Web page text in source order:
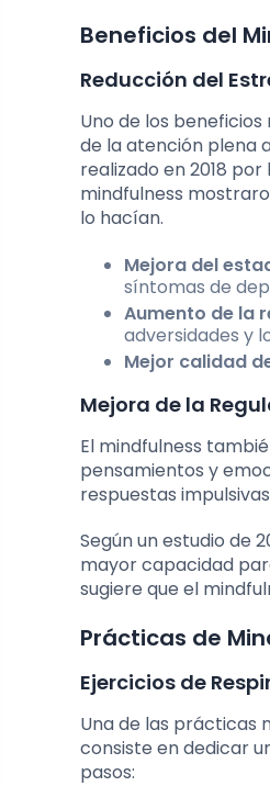
Beneficios del
Reducción del
Uno de los
de la atención plena
realizado en 2018
mindfulness
lo hacían.
Mejora del
síntomas de
Aumento de la
adversidades y
Mejor calidad
Mejora de la
El mindfulness
pensamientos y
respuestas
Según un estudio de
mayor capacidad
sugiere que el
Prácticas de
Ejercicios de
Una de las prácticas
consiste en dedicar
pasos: